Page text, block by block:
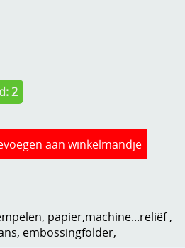
steen
2
papier,machine...reliëf ,
embossingfolder,